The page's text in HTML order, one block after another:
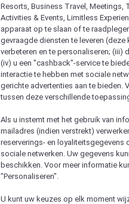
Resorts, Business Travel, Meetings,
Activities & Events, Limitless
apparaat op te slaan of te
gevraagde diensten te leveren
verbeteren en te personaliseren; (iii)
(iv) u een "cashback"-service te
interactie te hebben met sociale
gerichte advertenties aan te bieden.
tussen deze verschillende
Als u instemt met het gebruik van
mailadres (indien verstrekt)
reserverings- en loyaliteitsgegevens
sociale netwerken. Uw gegevens
beschikken. Voor meer informatie
"Personaliseren".
U kunt uw keuzes op elk moment